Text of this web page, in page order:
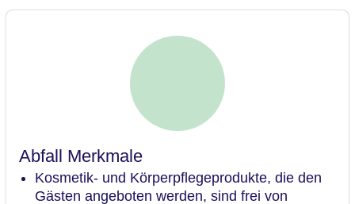
Abfall Merkmale
Kosmetik- und Körperpflegeprodukte, die den
Gästen angeboten werden, sind frei von